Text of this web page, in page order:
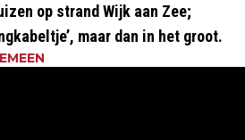
op strand Wijk aan Zee;
maar dan in het groot.